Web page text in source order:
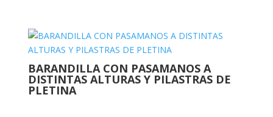
BARANDILLA CON PASAMANOS A
DISTINTAS ALTURAS Y PILASTRAS DE
PLETINA